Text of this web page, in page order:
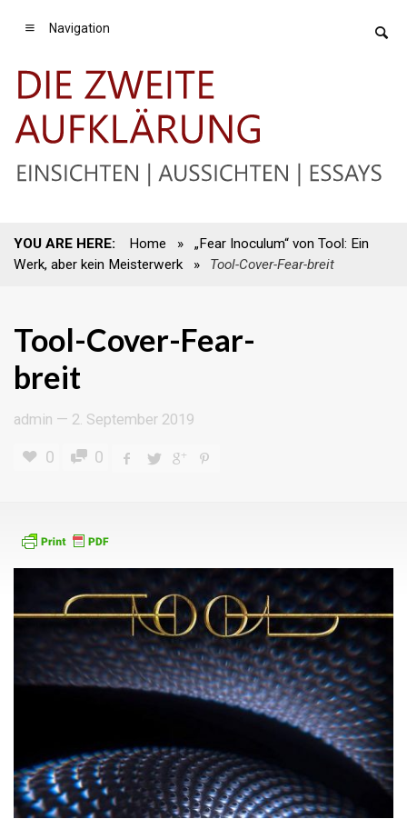
Navigation
YOU ARE HERE: Home »
„Fear Inoculum“ von Tool: Ein
Werk, aber kein Meisterwerk
» Tool-Cover-Fear-breit
Tool-Cover-Fear-
breit
admin — 2. September 2019
0 0